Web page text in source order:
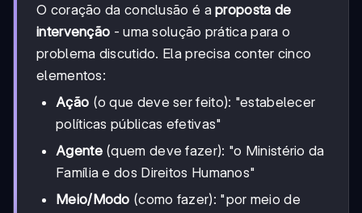
O coração da conclusão é aproposta de
intervenção - uma solução prática para o
problema discutido. Ela precisa conter cinco
elementos:
Ação (o que deve ser feito): "estabelecer
políticas públicas efetivas"
Agente(quem deve fazer): "o Ministério da
Família e dos Direitos Humanos"
Meio/Modo (como fazer): "por meio de